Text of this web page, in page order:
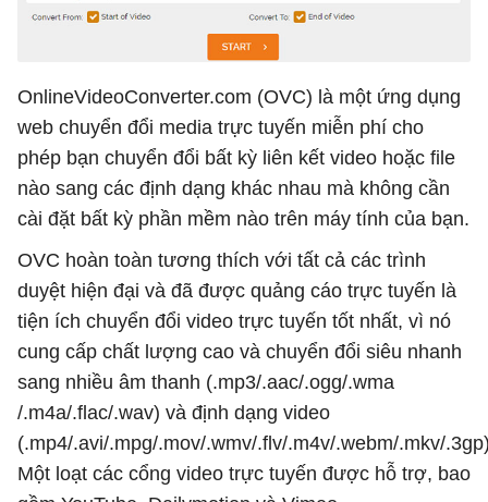
OnlineVideoConverter.com (OVC) là một ứng dụng
web chuyển đổi media trực tuyến miễn phí cho
phép bạn chuyển đổi bất kỳ liên kết video hoặc file
nào sang các định dạng khác nhau mà không cần
cài đặt bất kỳ phần mềm nào trên máy tính của bạn.
OVC hoàn toàn tương thích với tất cả các trình
duyệt hiện đại và đã được quảng cáo trực tuyến là
tiện ích chuyển đổi video trực tuyến tốt nhất, vì nó
cung cấp chất lượng cao và chuyển đổi siêu nhanh
sang nhiều âm thanh (.mp3/.aac/.ogg/.wma
/.m4a/.flac/.wav) và định dạng video
(.mp4/.avi/.mpg/.mov/.wmv/.flv/.m4v/.webm/.mkv/
Một loạt các cổng video trực tuyến được hỗ trợ, bao